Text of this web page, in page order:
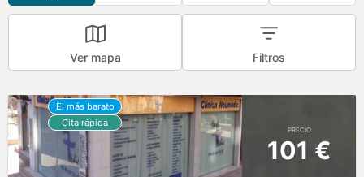
Ver mapa Filtros
PRECIO
101 €